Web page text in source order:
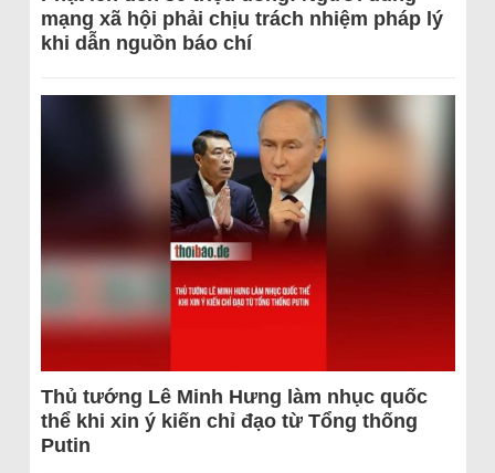
mạng xã hội phải chịu trách nhiệm pháp lý
khi dẫn nguồn báo chí
Thủ tướng Lê Minh Hưng làm nhục quốc
thể khi xin ý kiến chỉ đạo từ Tổng thống
Putin